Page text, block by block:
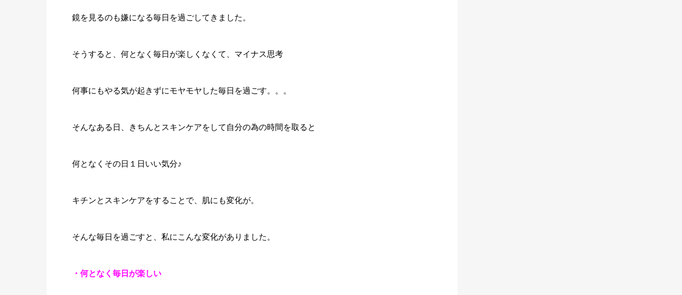
鏡を見るのも嫌になる毎日を過ごしてきました。
そうすると、何となく毎日が楽しくなくて、マイナス思考
何事にもやる気が起きずにモヤモヤした毎日を過ごす。。。
そんなある日、きちんとスキンケアをして自分の為の時間を取ると
何となくその日１日いい気分♪
キチンとスキンケアをすることで、肌にも変化が。
そんな毎日を過ごすと、私にこんな変化がありました。
・何となく毎日が楽しい